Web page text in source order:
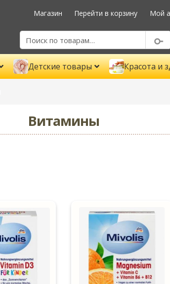
Магазин Перейти в корзину Мой
Детские товары Красота и
Витамины